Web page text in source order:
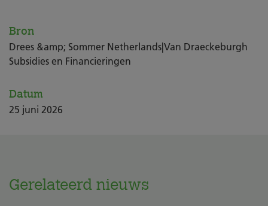
Bron
Drees &amp; Sommer Netherlands|Van Draeckeburgh
Subsidies en Financieringen
Datum
25 juni 2026
Gerelateerd nieuws